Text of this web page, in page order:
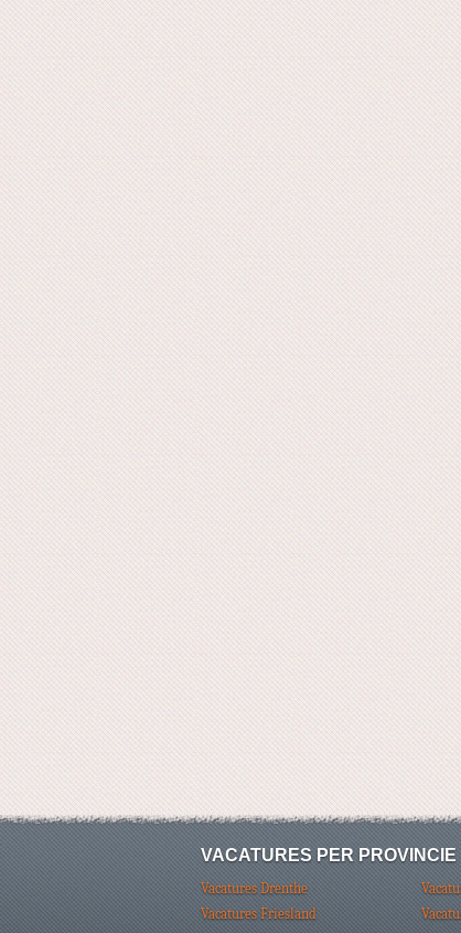
VACATURES PER PROVINCIE
Vacatures Drenthe
Vacatures Friesland